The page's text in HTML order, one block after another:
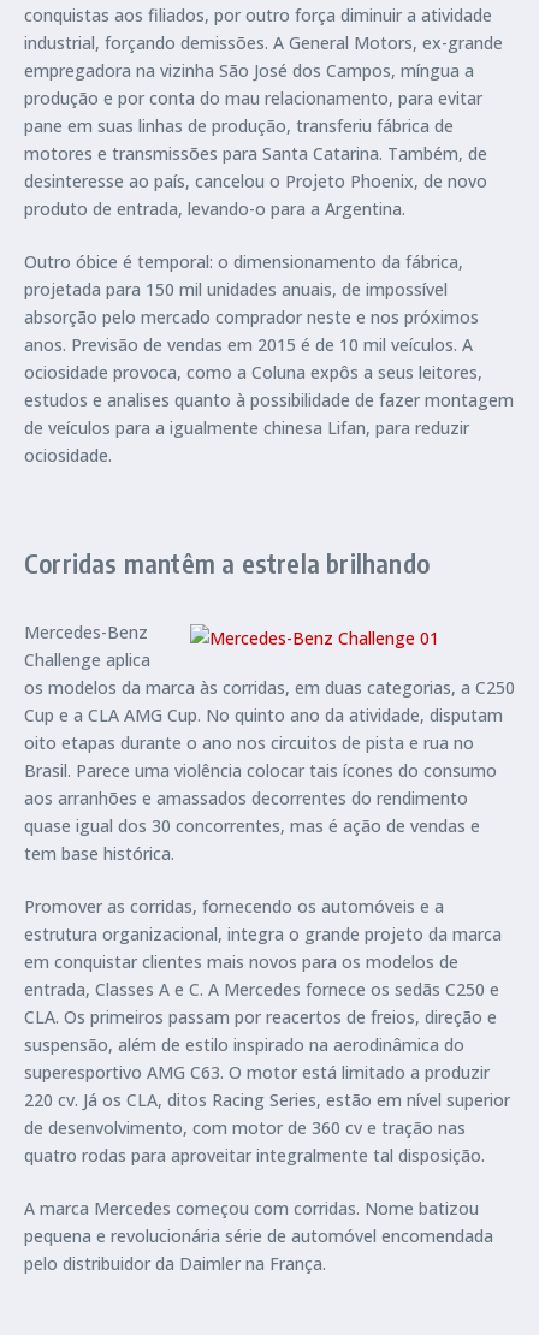
conquistas aos filiados, por outro força diminuir a atividade
industrial, forçando demissões. A General Motors, ex-grande
empregadora na vizinha São José dos Campos, míngua a
produção e por conta do mau relacionamento, para evitar
pane em suas linhas de produção, transferiu fábrica de
motores e transmissões para Santa Catarina. Também, de
desinteresse ao país, cancelou o Projeto Phoenix, de novo
produto de entrada, levando-o para a Argentina.
Outro óbice é temporal: o dimensionamento da fábrica,
projetada para 150 mil unidades anuais, de impossível
absorção pelo mercado comprador neste e nos próximos
anos. Previsão de vendas em 2015 é de 10 mil veículos. A
ociosidade provoca, como a Coluna expôs a seus leitores,
estudos e analises quanto à possibilidade de fazer montagem
de veículos para a igualmente chinesa Lifan, para reduzir
ociosidade.
Corridas mantêm a estrela brilhando
Mercedes-Benz
Challenge aplica
os modelos da marca às corridas, em duas categorias, a C250
Cup e a CLA AMG Cup. No quinto ano da atividade, disputam
oito etapas durante o ano nos circuitos de pista e rua no
Brasil. Parece uma violência colocar tais ícones do consumo
aos arranhões e amassados decorrentes do rendimento
quase igual dos 30 concorrentes, mas é ação de vendas e
tem base histórica.
Promover as corridas, fornecendo os automóveis e a
estrutura organizacional, integra o grande projeto da marca
em conquistar clientes mais novos para os modelos de
entrada, Classes A e C. A Mercedes fornece os sedãs C250 e
CLA. Os primeiros passam por reacertos de freios, direção e
suspensão, além de estilo inspirado na aerodinâmica do
superesportivo AMG C63. O motor está limitado a produzir
220 cv. Já os CLA, ditos Racing Series, estão em nível superior
de desenvolvimento, com motor de 360 cv e tração nas
quatro rodas para aproveitar integralmente tal disposição.
A marca Mercedes começou com corridas. Nome batizou
pequena e revolucionária série de automóvel encomendada
pelo distribuidor da Daimler na França.